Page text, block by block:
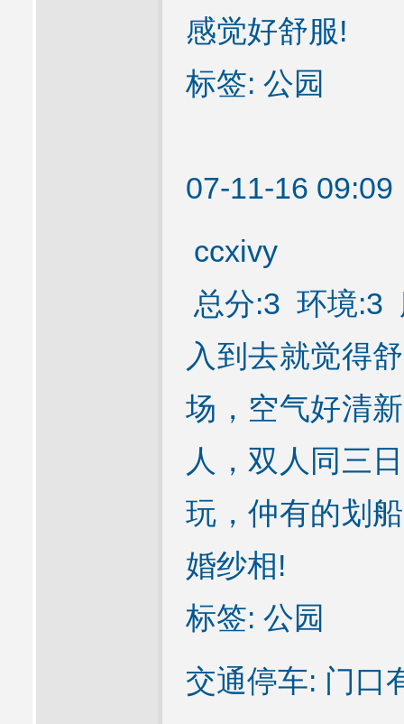
感觉好舒服!
标签: 公园
07-11-16
ccxivy
总分:3 环境:3
入到去就觉得
场，空气好清
人，双人同三
玩，仲有的划
婚纱相!
标签: 公园
交通停车: 门口